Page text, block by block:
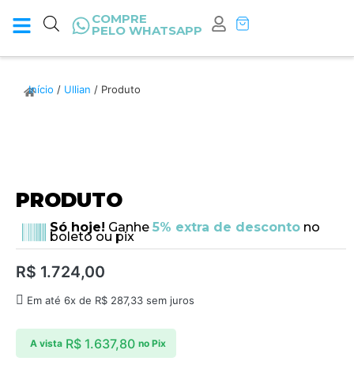
COMPRE
PELO WHATSAPP
Início / Ullian / Produto
PRODUTO
Só hoje! Ganhe 5% extra de descontono
boleto ou pix
R$ 1.724,00
Em até 6x de R$ 287,33 sem juros
A vista R$1.637,80 no Pix